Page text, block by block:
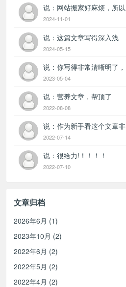
说：网站搬家好麻烦，所以
我选一个稳定点的服务器，
2024-11-01
说：这篇文章写得深入浅
出，让我这个小白也看懂
2024-05-15
说：你写得非常清晰明了，
让我很容易理解你的观点。
2023-05-04
说：营养文章，帮顶了
哦。。。。。。
2022-08-08
说：作为新手看这个文章非
常的有用啊。。。
2022-07-14
说：很给力!！！！！
2022-07-10
文章归档
2026年6月 (1)
2023年10月 (2)
2022年6月 (2)
2022年5月 (2)
2022年4月 (2)